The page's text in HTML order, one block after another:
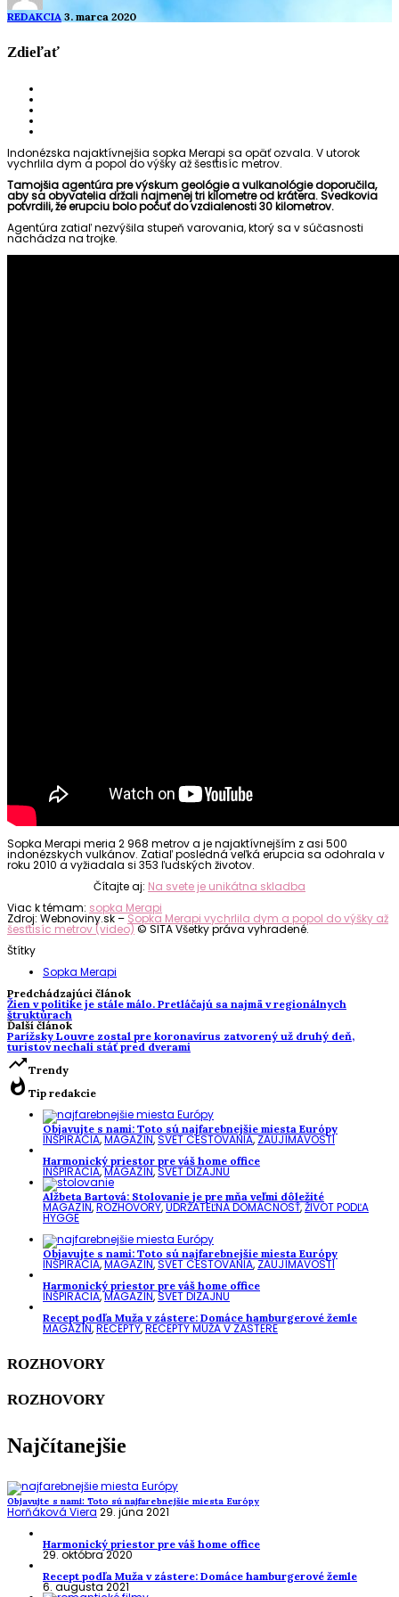
REDAKCIA 3. marca 2020
Zdieľať
Indonézska najaktívnejšia sopka Merapi sa opäť ozvala. V utorok
vychrlila dym a popol do výšky až šesťtisíc metrov.
Tamojšia agentúra pre výskum geológie a vulkanológie doporučila,
aby sa obyvatelia držali najmenej tri kilometre od krátera. Svedkovia
potvrdili, že erupciu bolo počuť do vzdialenosti 30 kilometrov.
Agentúra zatiaľ nezvýšila stupeň varovania, ktorý sa v súčasnosti
nachádza na trojke.
Sopka Merapi meria 2 968 metrov a je najaktívnejším z asi 500
indonézskych vulkánov. Zatiaľ posledná veľká erupcia sa odohrala v
roku 2010 a vyžiadala si 353 ľudských životov.
Čítajte aj: Na svete je unikátna skladba
Viac k témam: sopka Merapi
Zdroj: Webnoviny.sk –Sopka Merapi vychrlila dym a popol do výšky až
šesťtisíc metrov (video)© SITA Všetky práva vyhradené.
Štítky
Sopka Merapi
Predchádzajúci článok
Žien v politike je stále málo. Pretláčajú sa najmä v regionálnych
štruktúrach
Ďalší článok
Parížsky Louvre zostal pre koronavírus zatvorený už druhý deň,
turistov nechali stáť pred dverami
trending_upTrendy
whatshot Tip redakcie
Objavujte s nami: Toto sú najfarebnejšie miesta Európy
INŠPIRÁCIA,MAGAZÍN,SVET CESTOVANIA,ZAUJÍMAVOSTI
Harmonický priestor pre váš home office
INŠPIRÁCIA,MAGAZÍN,SVET DIZAJNU
Alžbeta Bartová: Stolovanie je pre mňa veľmi dôležité
MAGAZÍN,ROZHOVORY,UDRŽATEĽNÁ DOMÁCNOSŤ,ŽIVOT PODĽA
HYGGE
Objavujte s nami: Toto sú najfarebnejšie miesta Európy
INŠPIRÁCIA,MAGAZÍN,SVET CESTOVANIA,ZAUJÍMAVOSTI
Harmonický priestor pre váš home office
INŠPIRÁCIA,MAGAZÍN,SVET DIZAJNU
Recept podľa Muža v zástere: Domáce hamburgerové žemle
MAGAZÍN,RECEPTY,RECEPTY MUŽA V ZÁSTERE
ROZHOVORY
ROZHOVORY
Najčítanejšie
Objavujte s nami: Toto sú najfarebnejšie miesta Európy
Horňáková Viera 29. júna 2021
Harmonický priestor pre váš home office
29. októbra 2020
Recept podľa Muža v zástere: Domáce hamburgerové žemle
6. augusta 2021